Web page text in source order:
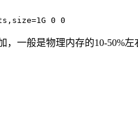
0 0
，一般是物理内存的10-50%左